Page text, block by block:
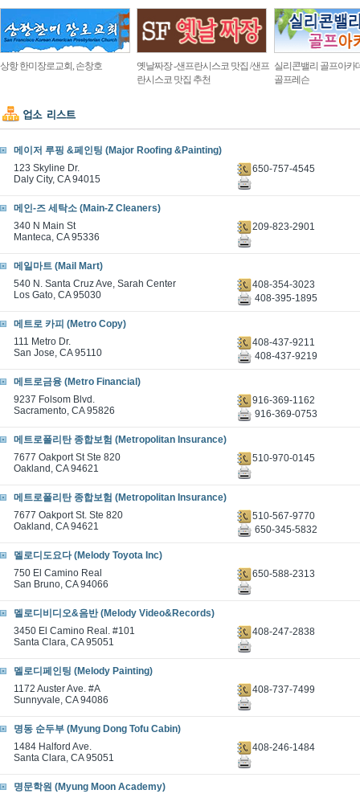
상항 한미장로교회, 손창호
옛날짜장 -샌프란시스코 맛집 /샌프
란시스코 맛집 추천
실리콘밸리 골프아카
골프레슨
메이저 루핑 &페인팅 (Major Roofing &Painting)
123 Skyline Dr.
Daly City, CA 94015
650-757-4545
메인-즈 세탁소 (Main-Z Cleaners)
340 N Main St
Manteca, CA 95336
209-823-2901
메일마트 (Mail Mart)
540 N. Santa Cruz Ave, Sarah Center
Los Gato, CA 95030
408-354-3023
408-395-1895
메트로 카피 (Metro Copy)
111 Metro Dr.
San Jose, CA 95110
408-437-9211
408-437-9219
메트로금융 (Metro Financial)
9237 Folsom Blvd.
Sacramento, CA 95826
916-369-1162
916-369-0753
메트로폴리탄 종합보험 (Metropolitan Insurance)
7677 Oakport St Ste 820
Oakland, CA 94621
510-970-0145
메트로폴리탄 종합보험 (Metropolitan Insurance)
7677 Oakport St. Ste 820
Oakland, CA 94621
510-567-9770
650-345-5832
멜로디도요다 (Melody Toyota Inc)
750 El Camino Real
San Bruno, CA 94066
650-588-2313
멜로디비디오&음반 (Melody Video&Records)
3450 El Camino Real. #101
Santa Clara, CA 95051
408-247-2838
멜로디페인팅 (Melody Painting)
1172 Auster Ave. #A
Sunnyvale, CA 94086
408-737-7499
명동 순두부 (Myung Dong Tofu Cabin)
1484 Halford Ave.
Santa Clara, CA 95051
408-246-1484
명문학원 (Myung Moon Academy)